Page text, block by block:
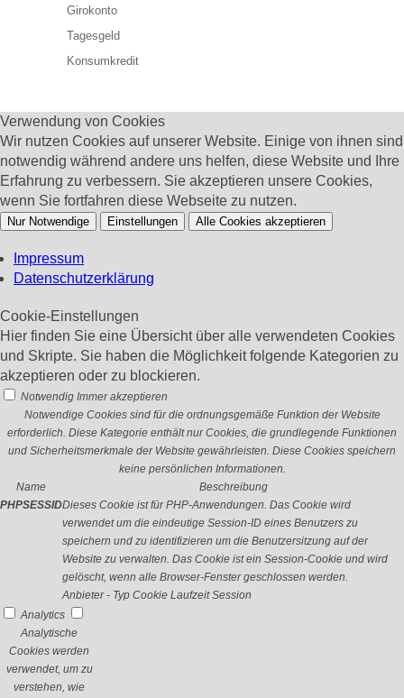
Girokonto
Tagesgeld
Konsumkredit
Verwendung von Cookies
Wir nutzen Cookies auf unserer Website. Einige von ihnen sind
notwendig während andere uns helfen, diese Website und Ihre
Erfahrung zu verbessern. Sie akzeptieren unsere Cookies,
wenn Sie fortfahren diese Webseite zu nutzen.
Nur Notwendige Einstellungen Alle Cookies akzeptieren
Impressum
Datenschutzerklärung
Cookie-Einstellungen
Hier finden Sie eine Übersicht über alle verwendeten Cookies
und Skripte. Sie haben die Möglichkeit folgende Kategorien zu
akzeptieren oder zu blockieren.
Notwendig Immer akzeptieren
Notwendige Cookies sind für die ordnungsgemäße Funktion der Website
erforderlich. Diese Kategorie enthält nur Cookies, die grundlegende Funktionen
und Sicherheitsmerkmale der Website gewährleisten. Diese Cookies speichern
keine persönlichen Informationen.
Name
Beschreibung
PHPSESSIDDieses Cookie ist für PHP-Anwendungen. Das Cookie wird
verwendet um die eindeutige Session-ID eines Benutzers zu
speichern und zu identifizieren um die Benutzersitzung auf der
Website zu verwalten. Das Cookie ist ein Session-Cookie und wird
gelöscht, wenn alle Browser-Fenster geschlossen werden.
Anbieter - Typ Cookie Laufzeit Session
Analytics
Analytische
Cookies werden
verwendet, um zu
verstehen, wie